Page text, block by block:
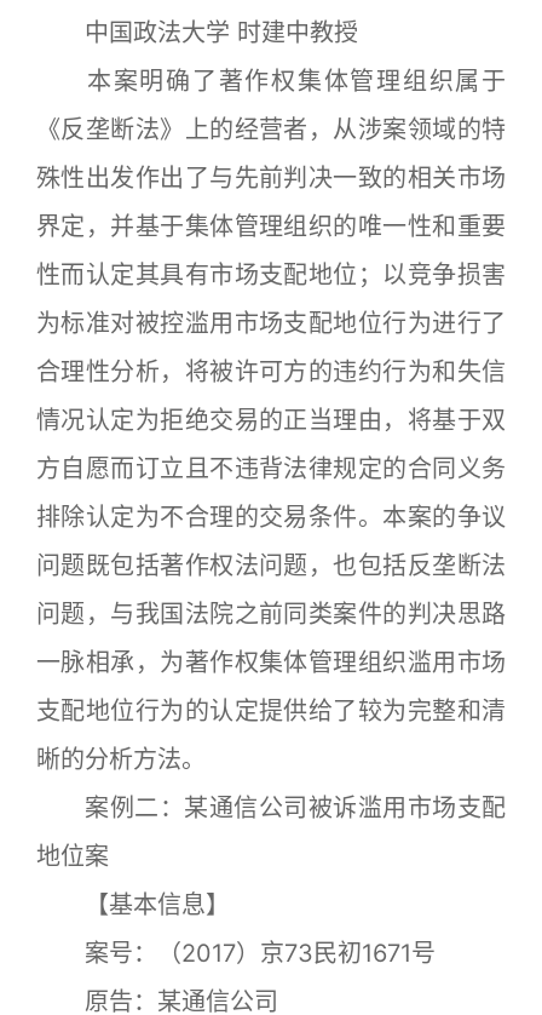
中国政法大学 时建中教授
本案明确了著作权集体管理组织属于
《反垄断法》上的经营者，从涉案领域的特
殊性出发作出了与先前判决一致的相关市场
界定，并基于集体管理组织的唯一性和重要
性而认定其具有市场支配地位；以竞争损害
为标准对被控滥用市场支配地位行为进行了
合理性分析，将被许可方的违约行为和失信
情况认定为拒绝交易的正当理由，将基于双
方自愿而订立且不违背法律规定的合同义务
排除认定为不合理的交易条件。本案的争议
问题既包括著作权法问题，也包括反垄断法
问题，与我国法院之前同类案件的判决思路
一脉相承，为著作权集体管理组织滥用市场
支配地位行为的认定提供给了较为完整和清
晰的分析方法。
案例二：某通信公司被诉滥用市场支配
地位案
【基本信息】
案号：（2017）京73民初1671号
原告：某通信公司